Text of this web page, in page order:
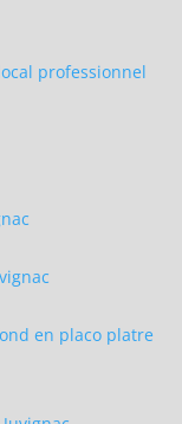
professionnel
en placo platre